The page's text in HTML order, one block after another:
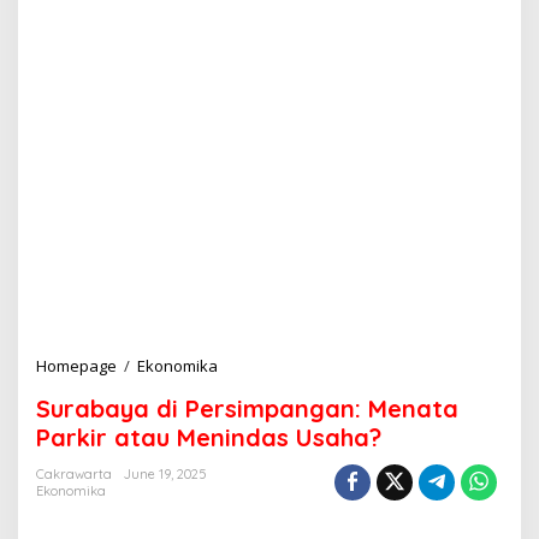
Homepage / Ekonomika
r
a
b
Surabaya di Persimpangan: Menata
Parkir atau Menindas Usaha?
Cakrawarta
June 19, 2025
Ekonomika